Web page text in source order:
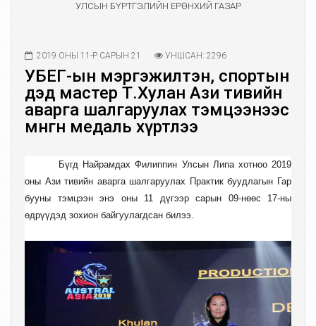
УЛСЫН БҮРТГЭЛИЙН ЕРӨНХИЙ ГАЗАР
2019 ОНЫ 11-Р САРЫН 21 УНШСАН: 2296
УБЕГ-ын мэргэжилтэн, спортын
дэд мастер Т.Хулан Ази тивийн
аварга шалгаруулах тэмцээнээс
мөнгөн медаль хүртлээ
Бүгд Найрамдах Филиппин Улсын Липа хотноо 2019
оны Ази тивийн аварга шалгаруулах Практик буудлагын Гар
бууны тэмцээн энэ оны11 дүгээр сарын 09-нөөс 17-ны
өдрүүдэд зохион байгуулагдсан билээ.